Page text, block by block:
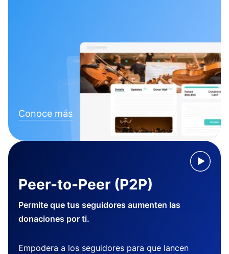
Conoce más
Peer-to-Peer (P2P)
Permite que tus seguidores aumenten las
donaciones por ti.
Empodera a los seguidores para que lancen